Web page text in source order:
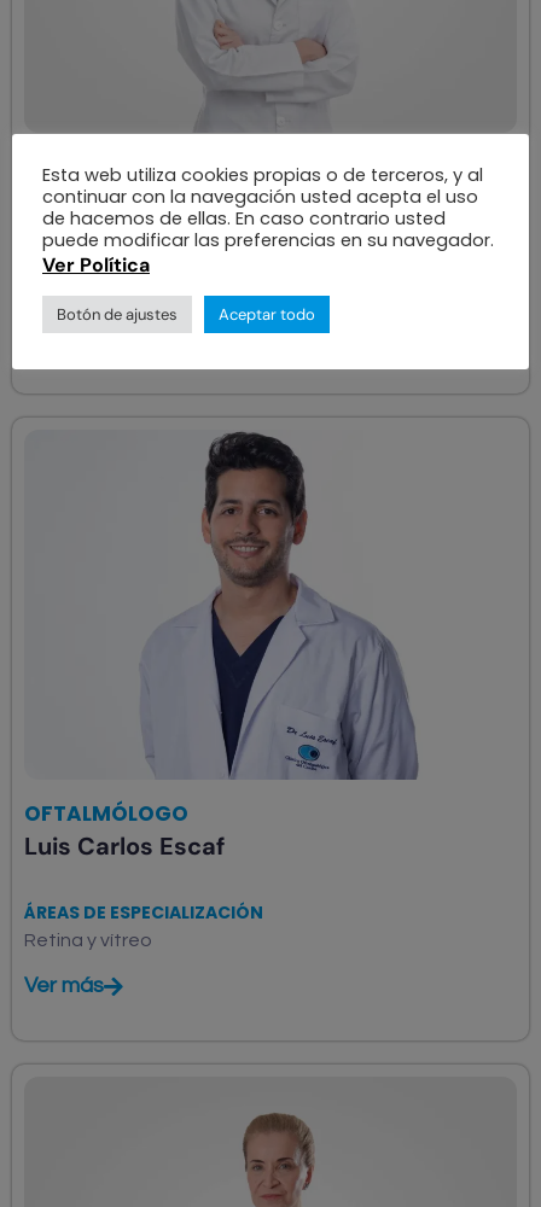
OFTALMÓLOGO
Aida Zabaleta
ÁREAS DE ESPECIALIZACIÓN
Retina y vítreo
Ver más
OFTALMÓLOGO
Luis Carlos Escaf
ÁREAS DE ESPECIALIZACIÓN
Retina y vítreo
Ver más
Esta web utiliza cookies propias o de terceros, y al
continuar con la navegación usted acepta el uso
de hacemos de ellas. En caso contrario usted
puede modificar las preferencias en su navegador.
Ver Política
Botón de ajustes Aceptar todo